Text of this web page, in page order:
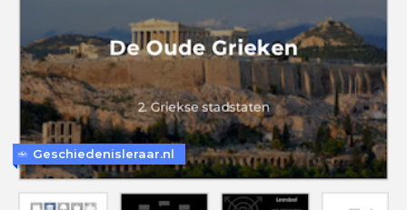
Geschiedenisleraar.nl